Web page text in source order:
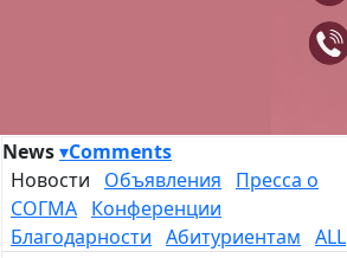
News▾Comments
Новости Объявления
Пресса о
СОГМА Конференции
Благодарности Абитуриентам ALL